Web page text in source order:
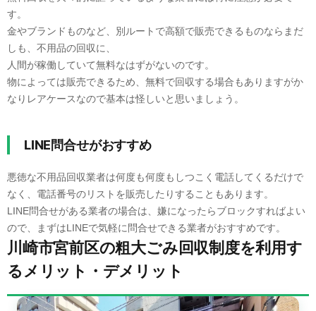
す。
金やブランドものなど、別ルートで高額で販売できるものならまだ
しも、不用品の回収に、
人間が稼働していて無料なはずがないのです。
物によっては販売できるため、無料で回収する場合もありますがか
なりレアケースなので基本は怪しいと思いましょう。
LINE問合せがおすすめ
悪徳な不用品回収業者は何度も何度もしつこく電話してくるだけで
なく、電話番号のリストを販売したりすることもあります。
LINE問合せがある業者の場合は、嫌になったらブロックすればよい
ので、まずはLINEで気軽に問合せできる業者がおすすめです。
川崎市宮前区の粗大ごみ回収制度を利用す
るメリット・デメリット